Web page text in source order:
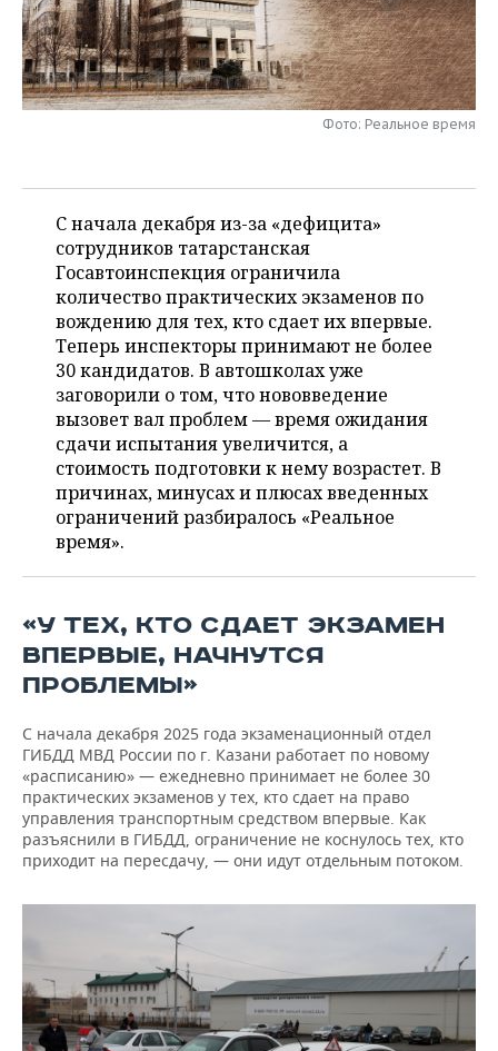
ОПК
ЭНЕРГЕТИКА
УСЛУГИ
МЕДИА
ТЕЛЕКОММУНИКАЦИИ
ВЫЕЗДНАЯ РЕДАКЦИЯ
БИЗНЕС-БРАНЧИ
НОВОСТИ СПОРТА
ФУТБОЛ
ВОЛЕЙБОЛ
КИБЕРСПОРТ
ФИГУРНОЕ КАТАНИЕ
ВОДНЫЕ ВИДЫ СПОРТА
ХОККЕЙ С МЯЧОМ
ОБЩЕСТВО
НОВОСТИ ОБЩЕСТВА
ИСТОРИЯ
КУЛЬТУРА
МЕДИЦИНА
ОБРАЗОВАНИЕ
ПРОИСШЕСТВИЯ
ФОТОГАЛЕРЕЯ
СПИСОК ПЕРСОН
СПИСОК КОМПАНИЙ
ПОЛНАЯ ВЕРСИЯ
Фото: Реальное время
С начала декабря из-за «дефицита»
сотрудников татарстанская
Госавтоинспекция ограничила
количество практических экзаменов по
вождению для тех, кто сдает их впервые.
Теперь инспекторы принимают не более
30 кандидатов. В автошколах уже
заговорили о том, что нововведение
вызовет вал проблем — время ожидания
сдачи испытания увеличится, а
стоимость подготовки к нему возрастет. В
причинах, минусах и плюсах введенных
ограничений разбиралось «Реальное
время».
«У ТЕХ, КТО СДАЕТ ЭКЗАМЕН
ВПЕРВЫЕ, НАЧНУТСЯ
ПРОБЛЕМЫ»
С начала декабря 2025 года экзаменационный отдел
ГИБДД МВД России по г. Казани работает по новому
«расписанию» — ежедневно принимает не более 30
практических экзаменов у тех, кто сдает на право
управления транспортным средством впервые. Как
разъяснили в ГИБДД, ограничение не коснулось тех, кто
приходит на пересдачу, — они идут отдельным потоком.